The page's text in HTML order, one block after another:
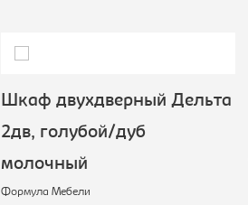
Шкаф двухдверный Дельта
2дв, голубой/дуб
молочный
Формула Мебели